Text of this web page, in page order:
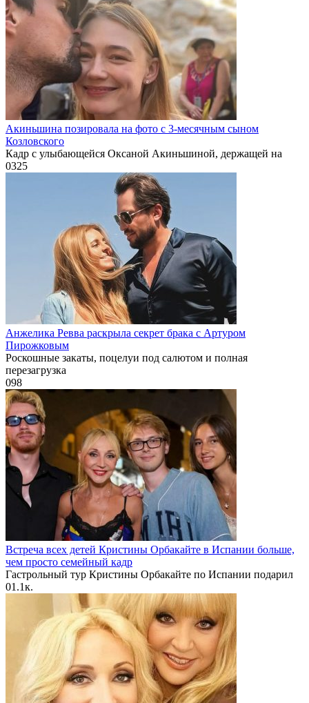
Акиньшина позировала на фото с 3-месячным сыном
Козловского
Кадр с улыбающейся Оксаной Акиньшиной, держащей на
0325
Анжелика Ревва раскрыла секрет брака с Артуром
Пирожковым
Роскошные закаты, поцелуи под салютом и полная
перезагрузка
098
Встреча всех детей Кристины Орбакайте в Испании больше,
чем просто семейный кадр
Гастрольный тур Кристины Орбакайте по Испании подарил
01.1к.